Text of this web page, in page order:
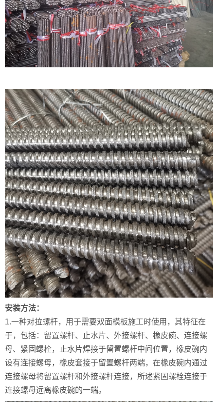
安装方法：
1.一种对拉螺杆，用于需要双面模板施工时使用，其特征在
于，包括：留置螺杆、止水片、外接螺杆、橡皮碗、连接螺
母、紧固螺栓，止水片焊接于留置螺杆中间位置，橡皮碗内
设有连接螺母，橡皮套接于留置螺杆两端，在橡皮碗内通过
连接螺母将留置螺杆和外接螺杆连接，所述紧固螺栓连接于
连接螺母远离橡皮碗的一端。